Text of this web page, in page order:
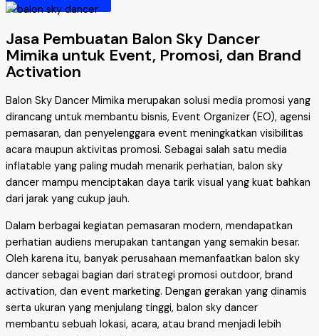
Jasa Pembuatan Balon Sky Dancer
Mimika untuk Event, Promosi, dan Brand
Activation
Balon Sky Dancer Mimika merupakan solusi media promosi yang
dirancang untuk membantu bisnis, Event Organizer (EO), agensi
pemasaran, dan penyelenggara event meningkatkan visibilitas
acara maupun aktivitas promosi. Sebagai salah satu media
inflatable yang paling mudah menarik perhatian, balon sky
dancer mampu menciptakan daya tarik visual yang kuat bahkan
dari jarak yang cukup jauh.
Dalam berbagai kegiatan pemasaran modern, mendapatkan
perhatian audiens merupakan tantangan yang semakin besar.
Oleh karena itu, banyak perusahaan memanfaatkan balon sky
dancer sebagai bagian dari strategi promosi outdoor, brand
activation, dan event marketing. Dengan gerakan yang dinamis
serta ukuran yang menjulang tinggi, balon sky dancer
membantu sebuah lokasi, acara, atau brand menjadi lebih